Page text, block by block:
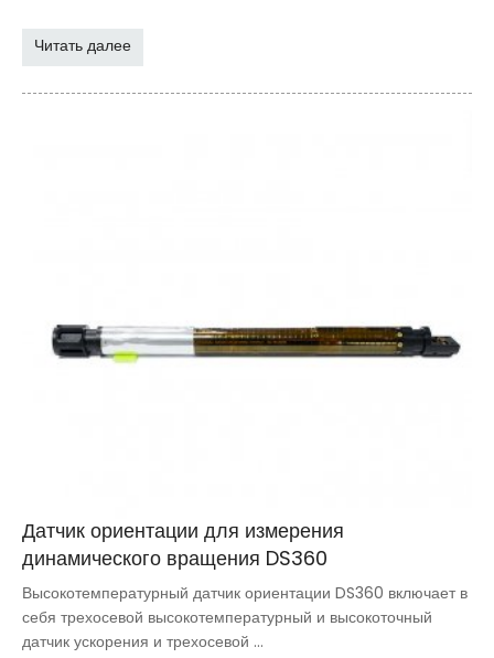
Читать далее
Датчик ориентации для измерения
динамического вращения DS360
Высокотемпературный датчик ориентации DS360 включает в
себя трехосевой высокотемпературный и высокоточный
датчик ускорения и трехосевой ...